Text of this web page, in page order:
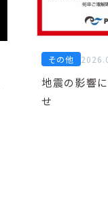
その他
地震の影響
せ